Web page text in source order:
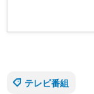
テレビ番組